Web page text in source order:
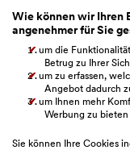
Whistleblowing
Verbandsklage
BAWAG
Wie können wir Ihren
angenehmer für Sie
um die
Betrug zu Ihrer
um zu erfassen,
Angebot dadurch
um Ihnen mehr
Werbung zu bieten
Sie können Ihre Cookies